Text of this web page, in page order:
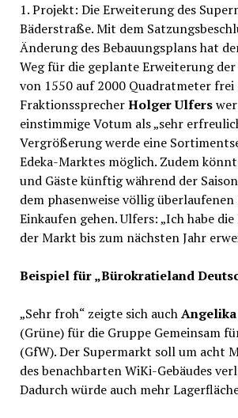
1. Projekt: Die Erweiterung des
Bäderstraße. Mit dem
Änderung des Bebauungsplans hat
Weg für die geplante Erweiterung
von 1550 auf 2000 Quadratmeter frei
FraktionssprecherHolger Ulfers
einstimmige Votum als „sehr
Vergrößerung werde eine
Edeka-Marktes möglich. Zudem
und Gäste künftig während der
dem phasenweise völlig
Einkaufen gehen. Ulfers: „Ich habe
der Markt bis zum nächsten Jahr
Beispiel für „Bürokratieland
„Sehr froh“ zeigte sich auch
(Grüne) für die Gruppe Gemeinsam
(GfW). Der Supermarkt soll um acht
des benachbarten WiKi-Gebäudes
Dadurch würde auch mehr